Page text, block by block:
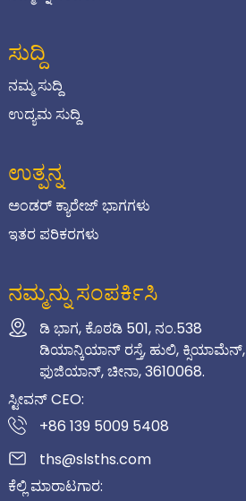
ಸುದ್ದಿ
ನಮ್ಮ ಸುದ್ದಿ
ಉದ್ಯಮ ಸುದ್ದಿ
ಉತ್ಪನ್ನ
ಅಂಡರ್ ಕ್ಯಾರೇಜ್ ಭಾಗಗಳು
ಇತರ ಪರಿಕರಗಳು
ನಮ್ಮನ್ನು ಸಂಪರ್ಕಿಸಿ
ಡಿ ಭಾಗ, ಕೊಠಡಿ 501, ನಂ.538
ಡಿಯಾನ್ಕಿಯಾನ್ ರಸ್ತೆ, ಹುಲಿ, ಕ್ಸಿಯಾಮೆನ್,
ಫುಜಿಯಾನ್, ಚೀನಾ, 3610068.
ಸ್ಟೀವನ್ CEO:
+86 139 5009 5408
ths@slsths.com
ಕೆಲ್ಲಿ ಮಾರಾಟಗಾರ: